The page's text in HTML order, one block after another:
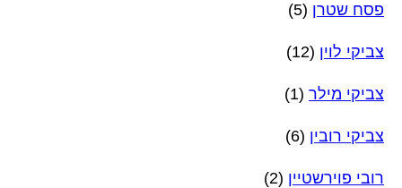
פסח שטרן (5)
צביקי לוין (12)
צביקי מילר (1)
צביקי רובין (6)
רובי פוירשטיין (2)